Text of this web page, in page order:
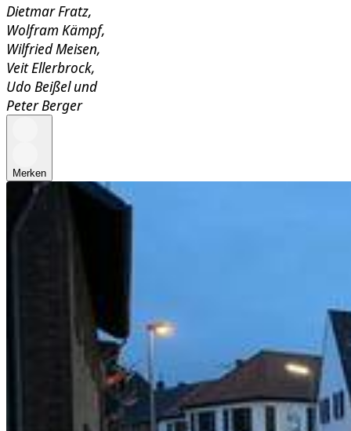
Dietmar Fratz,
Wolfram Kämpf,
Wilfried Meisen,
Veit Ellerbrock,
Udo Beißelund
Peter Berger
Merken